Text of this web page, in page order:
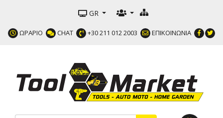
GR
ΩΡΑΡΙΟ CHAT +30 211 012 2003 ΕΠΙΚΟΙΝΩΝΙΑ